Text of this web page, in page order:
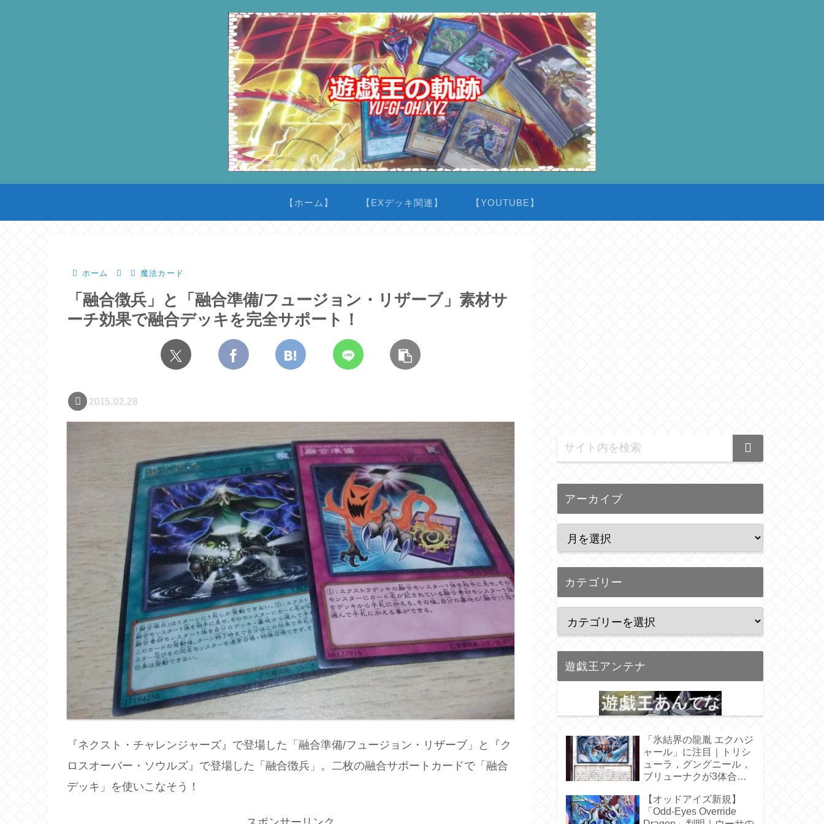
【ホーム】 【EXデッキ関連】 【YOUTUBE】
ホーム 魔法カード
「融合徴兵」と「融合準備/フュージョン・リザーブ」素材サ
ーチ効果で融合デッキを完全サポート！
2015.02.28
『ネクスト・チャレンジャーズ』で登場した「融合準備/フュージョン・リザーブ」と『ク
ロスオーバー・ソウルズ』で登場した「融合徴兵」。二枚の融合サポートカードで「融合
デッキ」を使いこなそう！
アーカイブ
カテゴリー
遊戯王アンテナ
「氷結界の龍胤 エクハジ
ャール」に注目｜トリシ
ューラ，グングニール，
ブリューナクが3体合
【オッドアイズ新規】
「Odd-Eyes Override